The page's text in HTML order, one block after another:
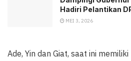
Hadiri Pelantikan
MEI 3, 2026
Ade, Yin dan Giat, saat ini